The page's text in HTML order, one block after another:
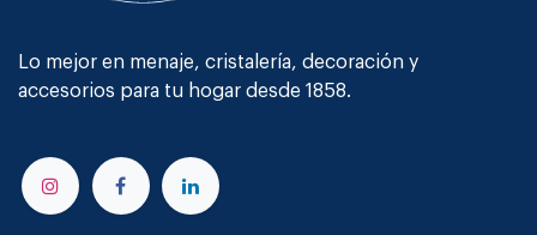
Lo mejor en menaje, cristalería, decoración y
accesorios para tu hogar desde 1858.